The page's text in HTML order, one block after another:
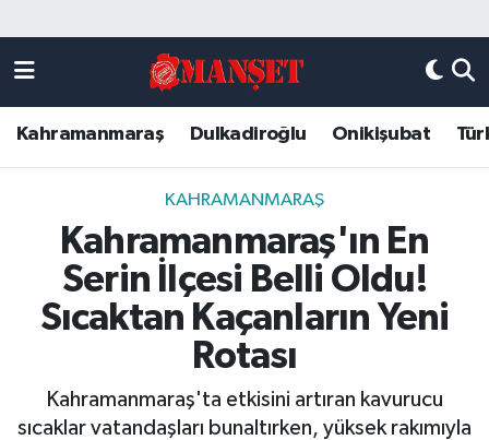
Kahramanmaraş Dulkadiroğlu Onikişubat
KAHRAMANMARAŞ
Kahramanmaraş'ın En
Serin İlçesi Belli Oldu!
Sıcaktan Kaçanların Yeni
Rotası
Kahramanmaraş'ta etkisini artıran kavurucu
sıcaklar vatandaşları bunaltırken, yüksek rakımıyla
DULKADİROĞLU
KAHRAMANMARAŞ
ONİKİŞUBAT
ÖZEL HABER
Kahramanmaraş Nöbetçi Eczaneler
Kahramanmaraş Hava Durumu
Kahramanmaraş Trafik Yoğunluk Haritası
Süper Lig Puan Durumu ve Fikstür
Tüm Manşetler
Son Dakika Haberleri
Haber Arşivi